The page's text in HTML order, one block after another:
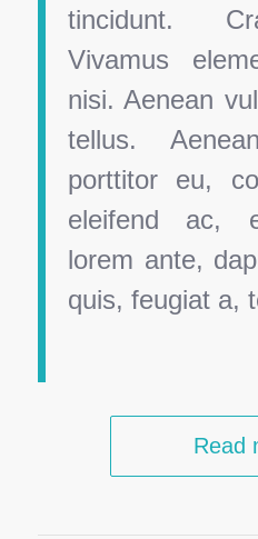
tincidunt.
Vivamus
nisi. Aenean
tellus.
porttitor eu,
eleifend ac,
lorem ante,
quis, feugiat a,
Read